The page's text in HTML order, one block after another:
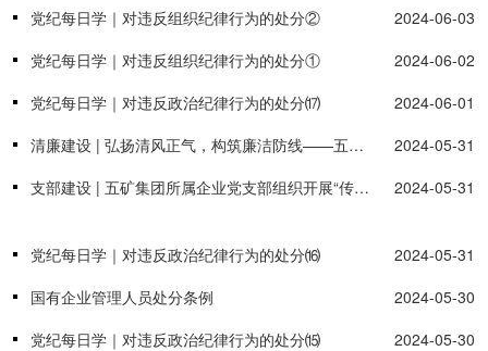
党纪每日学｜对违反组织纪律行为的处分②
2024-06-03
党纪每日学｜对违反组织纪律行为的处分①
2024-06-02
党纪每日学｜对违反政治纪律行为的处分⒄
2024-06-01
清廉建设 | 弘扬清风正气，构筑廉洁防线——五矿集团党委开展反腐倡廉警示教育活动
2024-05-31
支部建设 | 五矿集团所属企业党支部组织开展“传承红色基因、赓续红色血脉”系列主题党日活动
2024-05-31
党纪每日学｜对违反政治纪律行为的处分⒃
2024-05-31
国有企业管理人员处分条例
2024-05-30
党纪每日学｜对违反政治纪律行为的处分⒂
2024-05-30